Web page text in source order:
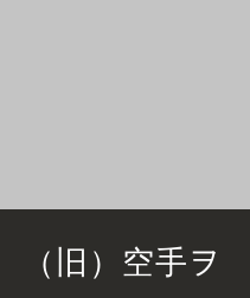
旧）空手ヲ